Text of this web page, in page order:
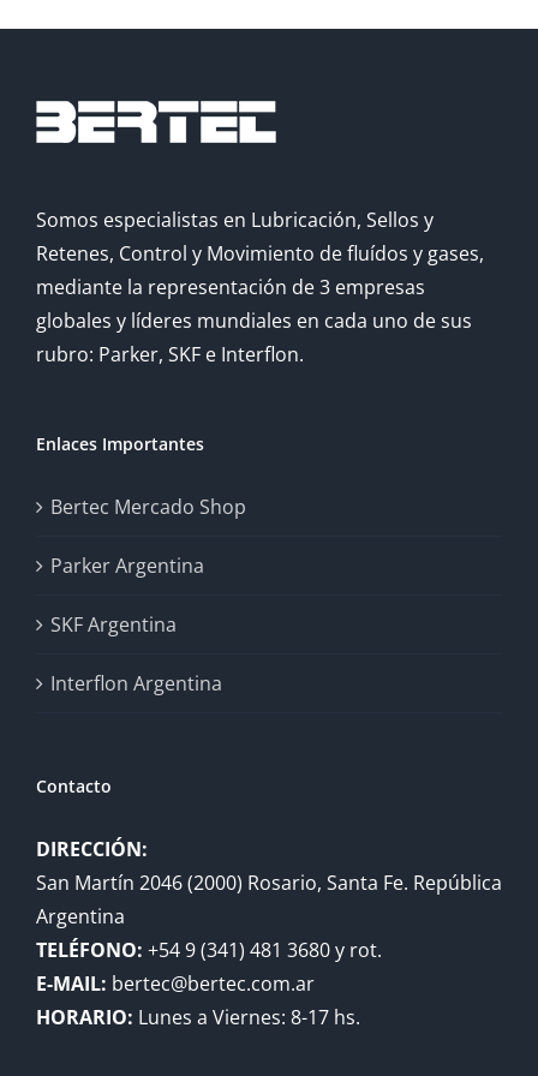
Somos especialistas en Lubricación, Sellos y
Retenes, Control y Movimiento de fluídos y gases,
mediante la representación de 3 empresas
globales y líderes mundiales en cada uno de sus
rubro: Parker, SKF e Interflon.
Enlaces Importantes
Bertec Mercado Shop
Parker Argentina
SKF Argentina
Interflon Argentina
Contacto
DIRECCIÓN:
San Martín 2046 (2000) Rosario, Santa Fe. República
Argentina
TELÉFONO: +54 9 (341) 481 3680 y rot.
E-MAIL: bertec@bertec.com.ar
HORARIO: Lunes a Viernes: 8-17 hs.